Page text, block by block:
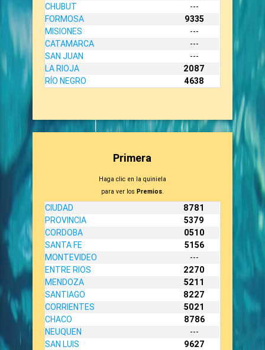
CHUBUT
---
FORMOSA
9335
MISIONES
---
CATAMARCA
---
SAN JUAN
---
LA RIOJA
2087
RÍO NEGRO
4638
Primera
Haga clic en la quiniela
para ver los Premios.
CIUDAD
8781
PROVINCIA
5379
CORDOBA
0510
SANTA FE
5156
MONTEVIDEO
---
ENTRE RIOS
2270
MENDOZA
5211
SANTIAGO
8227
CORRIENTES
5021
CHACO
8786
NEUQUEN
---
SAN LUIS
9627